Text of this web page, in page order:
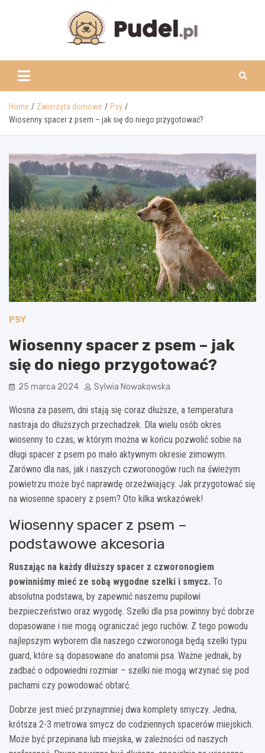
www.pudel.pl
Home Zwierzęta domowe
Psy
Wiosenny spacer z psem – jak się do niego przygotować?
PSY
Wiosenny spacer z psem – jak
się do niego przygotować?
25 marca 2024 Sylwia Nowakowska
Wiosna za pasem, dni stają się coraz dłuższe, a temperatura
nastraja do dłuższych przechadzek. Dla wielu osób okres
wiosenny to czas, w którym można w końcu pozwolić sobie na
długi spacer z psem po mało aktywnym okresie zimowym.
Zarówno dla nas, jak i naszych czworonogów ruch na świeżym
powietrzu może być naprawdę orzeźwiający. Jak przygotować się
na wiosenne spacery z psem? Oto kilka wskazówek!
Wiosenny spacer z psem –
podstawowe akcesoria
Ruszając na każdy dłuższy spacer z czworonogiem
powinniśmy mieć ze sobą wygodne szelki i smycz. To
absolutna podstawa, by zapewnić naszemu pupilowi
bezpieczeństwo oraz wygodę. Szelki dla psa powinny być dobrze
dopasowane i nie mogą ograniczać jego ruchów. Z tego powodu
najlepszym wyborem dla naszego czworonoga będą szelki typu
guard, które są dopasowane do anatomii psa. Ważne jednak, by
zadbać o odpowiedni rozmiar – szelki nie mogą wrzynać się pod
pachami czy powodować obtarć.
Dobrze jest mieć przynajmniej dwa komplety smyczy. Jedna,
krótsza 2-3 metrowa smycz do codziennych spacerów miejskich.
Może być przepinana lub miejska, w zależności od naszych